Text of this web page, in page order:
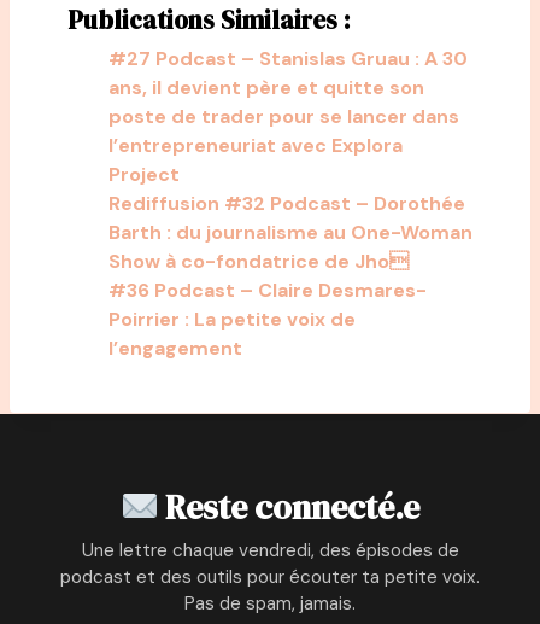
Publications Similaires :
#27 Podcast – Stanislas Gruau : A 30
ans, il devient père et quitte son
poste de trader pour se lancer dans
l’entrepreneuriat avec Explora
Project
Rediffusion #32 Podcast – Dorothée
Barth : du journalisme au One-Woman
Show à co-fondatrice de Jho
#36 Podcast – Claire Desmares-
Poirrier : La petite voix de
l’engagement
Reste connecté.e
Une lettre chaque vendredi, des épisodes de
podcast et des outils pour écouter ta petite voix.
Pas de spam, jamais.